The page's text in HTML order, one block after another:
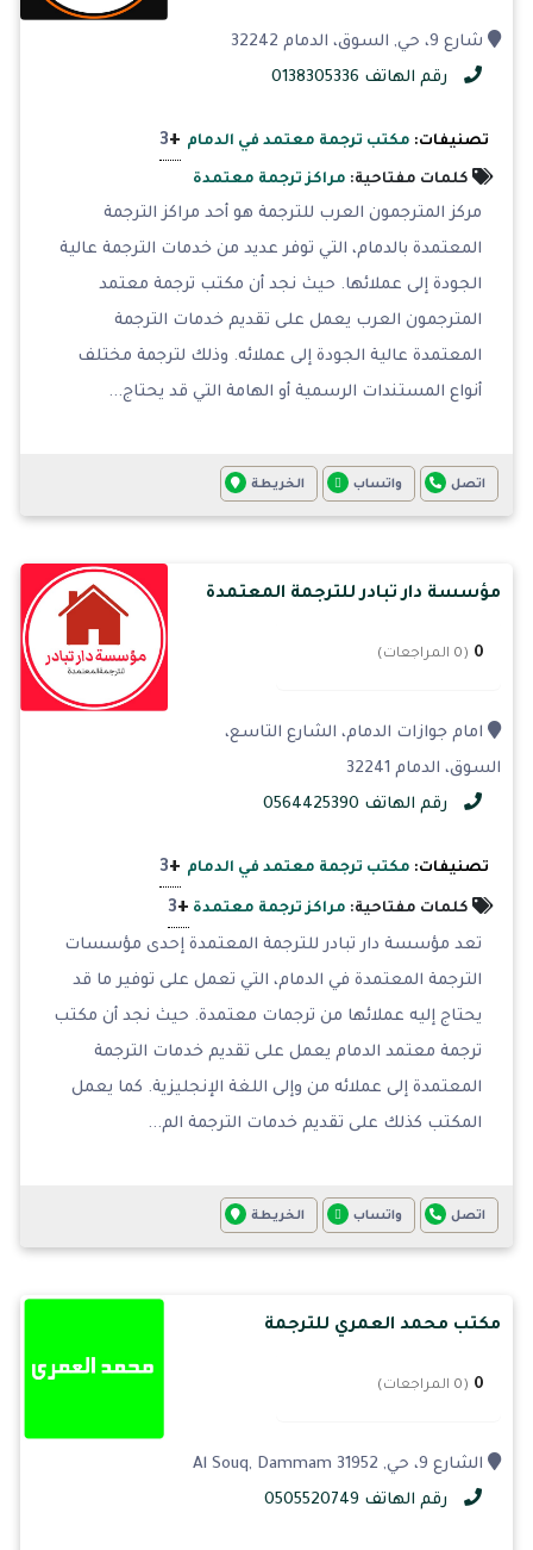
شارع 9، حي, السوق، الدمام 32242
رقم الهاتف 0138305336
تصنيفات: مكتب ترجمة معتمد في الدمام +
3
كلمات مفتاحية: مراكز ترجمة معتمدة
مركز المترجمون العرب للترجمة هو أحد مراكز الترجمة
المعتمدة بالدمام، التي توفر عديد من خدمات الترجمة عالية
الجودة إلى عملائها. حيث نجد أن مكتب ترجمة معتمد
المترجمون العرب يعمل على تقديم خدمات الترجمة
المعتمدة عالية الجودة إلى عملائه. وذلك لترجمة مختلف
أنواع المستندات الرسمية أو الهامة التي قد يحتاج...
اتصل واتساب الخريطة
مؤسسة دار تبادر للترجمة المعتمدة
0 (0 المراجعات)
امام جوازات الدمام، الشارع التاسع،
السوق، الدمام 32241
رقم الهاتف 0564425390
تصنيفات: مكتب ترجمة معتمد في الدمام +
3
كلمات مفتاحية: مراكز ترجمة معتمدة +
3
تعد مؤسسة دار تبادر للترجمة المعتمدة إحدى مؤسسات
الترجمة المعتمدة في الدمام، التي تعمل على توفير ما قد
يحتاج إليه عملائها من ترجمات معتمدة. حيث نجد أن مكتب
ترجمة معتمد الدمام يعمل على تقديم خدمات الترجمة
المعتمدة إلى عملائه من وإلى اللغة الإنجليزية. كما يعمل
المكتب كذلك على تقديم خدمات الترجمة الم...
اتصل واتساب الخريطة
مكتب محمد العمري للترجمة
0 (0 المراجعات)
الشارع 9، حي, Al Souq, Dammam 31952
رقم الهاتف 0505520749